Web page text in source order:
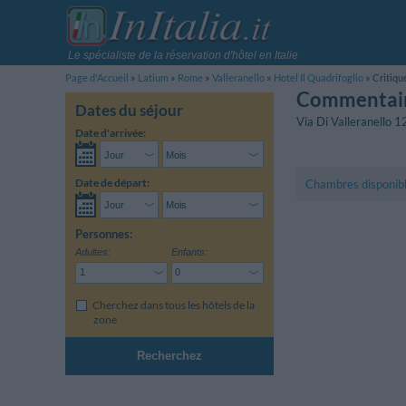
Le spécialiste de la réservation d'hôtel en Italie
Page d'Accueil
Latium Rome Valleranello Hotel Il Quadrifoglio
Dates du séjour
Date d'arrivée:
Date de départ:
Personnes:
Adultes: Enfants:
Cherchez dans tous les hôtels de la
zone
Recherchez
Via Di Valleranello
Chambres